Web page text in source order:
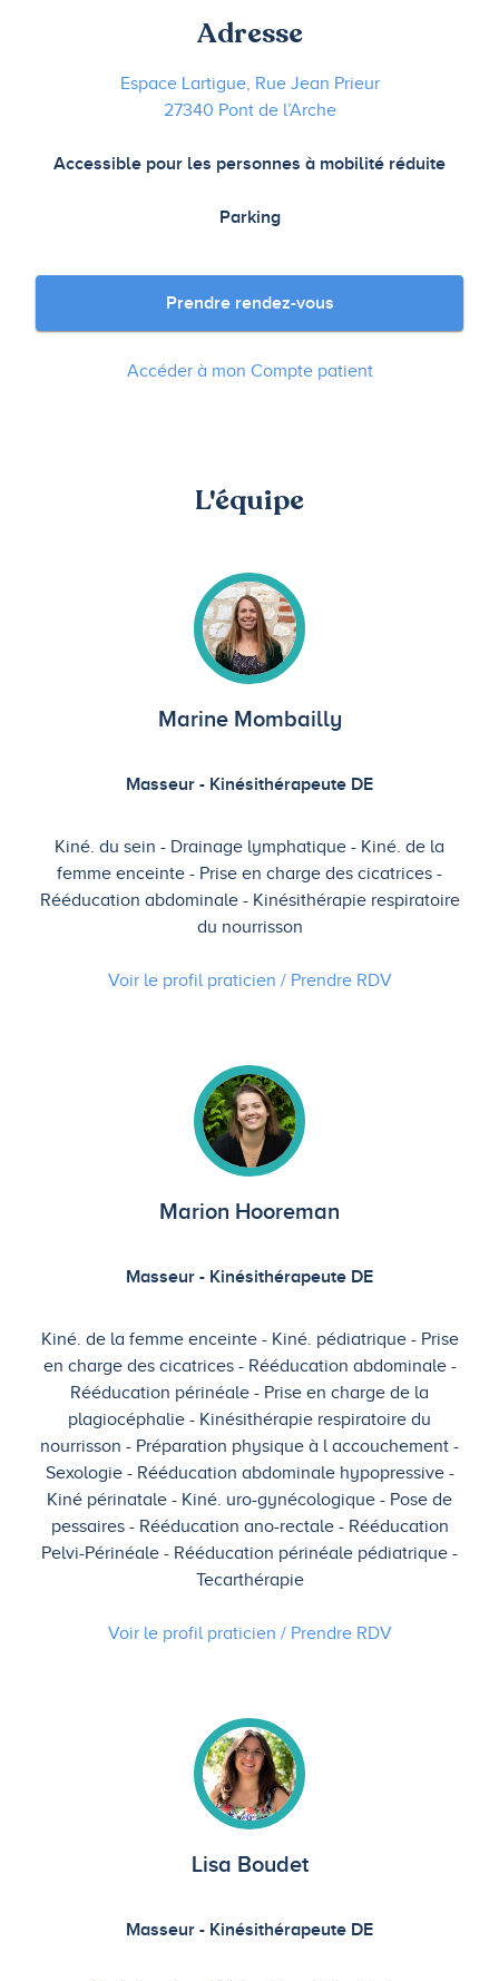
Adresse
Espace Lartigue, Rue Jean Prieur
27340 Pont de l’Arche
Accessible pour les personnes à mobilité réduite
Parking
Prendre rendez-vous
Accéder à mon Compte patient
L'équipe
Marine Mombailly
Masseur - Kinésithérapeute DE
Kiné. du sein Drainage lymphatique
Kiné. de la
femme enceinte
Prise en charge des cicatrices
Rééducation abdominale
Kinésithérapie respiratoire
du nourrisson
Voir le profil praticien / Prendre RDV
Marion Hooreman
Masseur - Kinésithérapeute DE
Kiné. de la femme enceinte Kiné. pédiatrique
Prise
en charge des cicatrices
Rééducation abdominale
Rééducation périnéale
Prise en charge de la
plagiocéphalie
Kinésithérapie respiratoire du
nourrisson
Préparation physique à l accouchement
Sexologie
Rééducation abdominale hypopressive
Kiné périnatale
Kiné. uro-gynécologique
Pose de
pessaires
Rééducation ano-rectale
Rééducation
Pelvi-Périnéale
Rééducation périnéale pédiatrique
Tecarthérapie
Voir le profil praticien / Prendre RDV
Lisa Boudet
Masseur - Kinésithérapeute DE